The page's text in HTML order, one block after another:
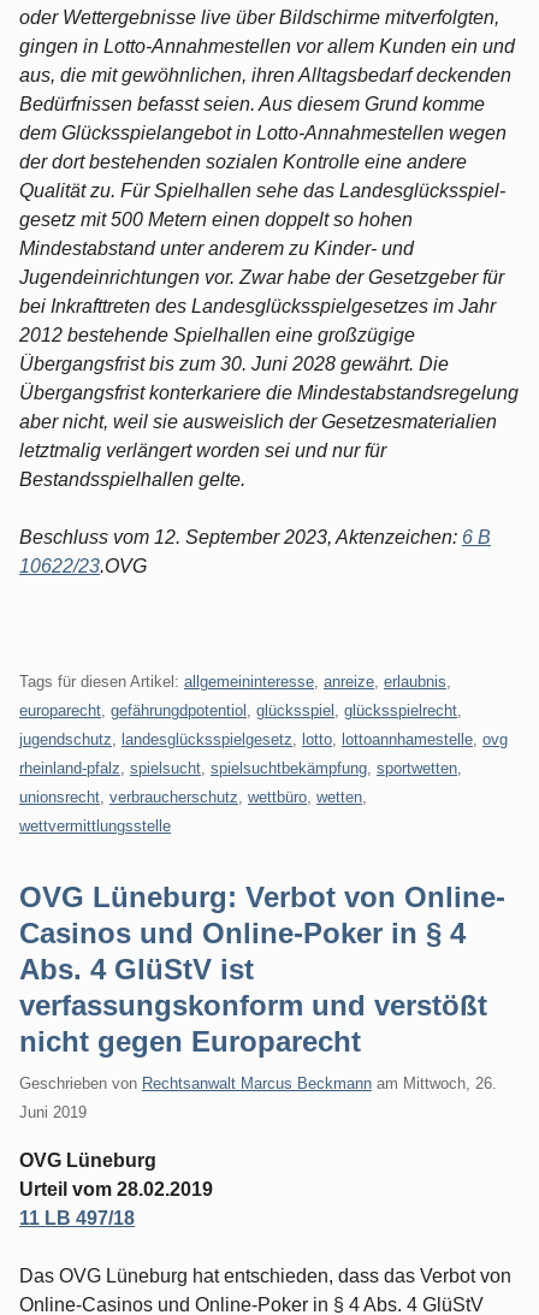
oder Wettergebnisse live über Bildschirme mitver­folgten,
gingen in Lotto-Annahmestellen vor allem Kunden ein und
aus, die mit gewöhn­lichen, ihren Alltagsbedarf deckenden
Bedürfnissen befasst seien. Aus diesem Grund komme
dem Glücksspielangebot in Lotto-Annahmestellen wegen
der dort bestehenden sozialen Kontrolle eine andere
Qualität zu. Für Spielhallen sehe das Landesglücksspiel­
gesetz mit 500 Metern einen doppelt so hohen
Mindestabstand unter anderem zu Kinder- und
Jugendeinrichtungen vor. Zwar habe der Gesetzgeber für
bei Inkrafttreten des Landesglücksspielgesetzes im Jahr
2012 bestehende Spielhallen eine großzügige
Übergangsfrist bis zum 30. Juni 2028 gewährt. Die
Übergangsfrist konterkariere die Mindestabstandsregelung
aber nicht, weil sie ausweislich der Gesetzesmaterialien
letztmalig verlängert worden sei und nur für
Bestandsspielhallen gelte.
Beschluss vom 12. September 2023, Aktenzeichen: 6 B
10622/23.OVG
Tags für diesen Artikel: allgemeininteresse anreize erlaubnis
europarecht gefährungdpotentiol glücksspiel glücksspielrecht
jugendschutz
landesglücksspielgesetz lotto lottoannhamestelle ovg
rheinland-pfalz spielsucht spielsuchtbekämpfung sportwetten
unionsrecht verbraucherschutz wettbüro wetten
wettvermittlungsstelle
OVG Lüneburg: Verbot von Online-
Casinos und Online-Poker in § 4
Abs. 4 GlüStV ist
verfassungskonform und verstößt
nicht gegen Europarecht
Geschrieben von Rechtsanwalt Marcus Beckmann am Mittwoch, 26.
Juni 2019
OVG Lüneburg
Urteil vom 28.02.2019
11 LB 497/18
Das OVG Lüneburg hat entschieden, dass das Verbot von
Online-Casinos und Online-Poker in § 4 Abs. 4 GlüStV